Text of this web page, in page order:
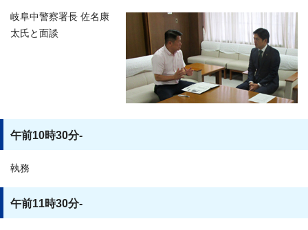
岐阜中警察署長 佐名康
太氏と面談
午前10時30分-
執務
午前11時30分-